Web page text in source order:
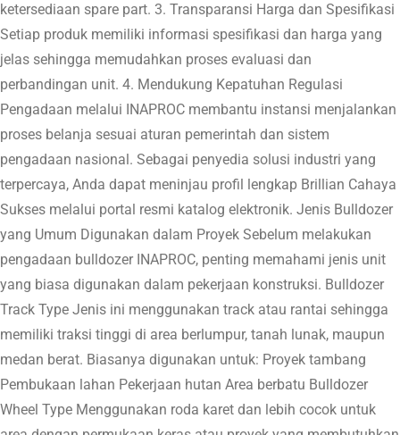
ketersediaan spare part. 3. Transparansi Harga dan Spesifikasi
Setiap produk memiliki informasi spesifikasi dan harga yang
jelas sehingga memudahkan proses evaluasi dan
perbandingan unit. 4. Mendukung Kepatuhan Regulasi
Pengadaan melalui INAPROC membantu instansi menjalankan
proses belanja sesuai aturan pemerintah dan sistem
pengadaan nasional. Sebagai penyedia solusi industri yang
terpercaya, Anda dapat meninjau profil lengkap Brillian Cahaya
Sukses melalui portal resmi katalog elektronik. Jenis Bulldozer
yang Umum Digunakan dalam Proyek Sebelum melakukan
pengadaan bulldozer INAPROC, penting memahami jenis unit
yang biasa digunakan dalam pekerjaan konstruksi. Bulldozer
Track Type Jenis ini menggunakan track atau rantai sehingga
memiliki traksi tinggi di area berlumpur, tanah lunak, maupun
medan berat. Biasanya digunakan untuk: Proyek tambang
Pembukaan lahan Pekerjaan hutan Area berbatu Bulldozer
Wheel Type Menggunakan roda karet dan lebih cocok untuk